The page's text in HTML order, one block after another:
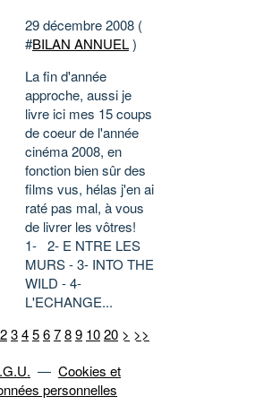
29 décembre 2008 (
#BILAN ANNUEL)
La fin d'année
approche, aussi je
livre ici mes 15 coups
de coeur de l'année
cinéma 2008, en
fonction bien sûr des
films vus, hélas j'en ai
raté pas mal, à vous
de livrer les vôtres!
1- 2- E NTRE LES
MURS - 3- INTO THE
WILD - 4-
L'ECHANGE...
23456789 1020 > >>
— Cookies et
personnelles